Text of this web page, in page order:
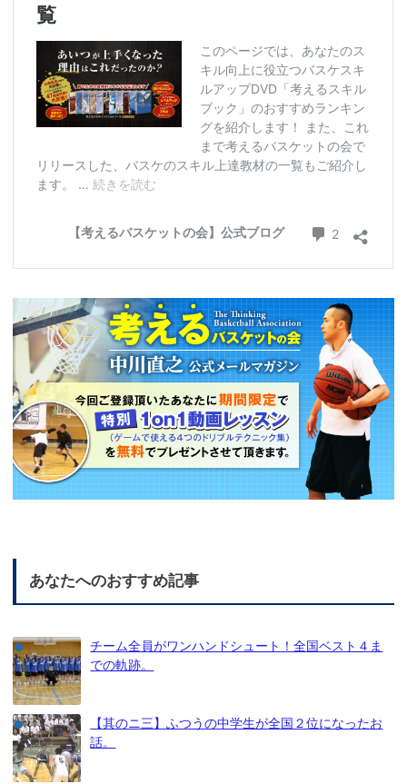
あなたへのおすすめ記事
チーム全員がワンハンドシュート！全国ベスト４ま
での軌跡。
【其のニ三】ふつうの中学生が全国２位になったお
話。